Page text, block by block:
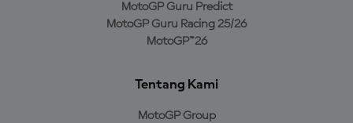
MotoGP Guru Predict
MotoGP Guru Racing 25/26
MotoGP™26
Tentang Kami
MotoGP Group